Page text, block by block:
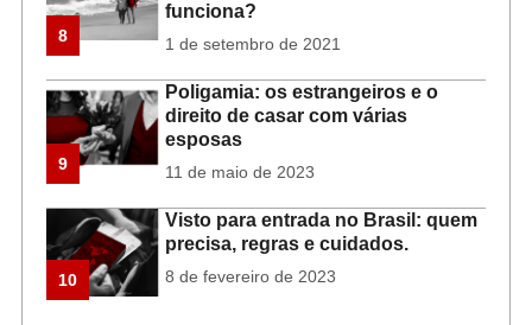
8
funciona?
1 de setembro de 2021
9
Poligamia: os estrangeiros e o
direito de casar com várias
esposas
11 de maio de 2023
10
Visto para entrada no Brasil: quem
precisa, regras e cuidados.
8 de fevereiro de 2023